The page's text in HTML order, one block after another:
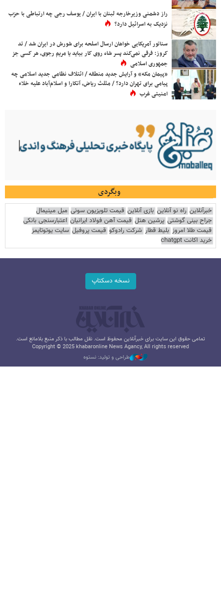
راز دشمنی وزیرخارجه لبنان با ایران / یوسف رجی چه ارتباطی با حزب
نزدیک به اسرائیل دارد؟
سناتور آمریکایی خواهان ارسال اسلحه برای شورش در ایران شد / تد
کروز: فرقی نمی‌کند پسر شاه روی کار بیاید یا مریم رجوی، هر کسی جز
جمهوری اسلامی
«پیمان مکه» و آرایش جدید منطقه / ائتلاف نظامی جدید اسلامی چه
پیامی برای تهران دارد؟ / مثلث ریاض، آنکارا و اسلام‌آباد علیه خلاء
امنیتی غرب
وبگردی
خبرآنلاین راه نو آنلاین بازی آنلاین قیمت تلویزیون سونی مبل مینیمال
جراح بینی گوشتی پرشین هتل قیمت آهن فولاد ایرانیان اعتبارسنجی بانکی
قیمت طلا امروز بلیط قطار شرکت رادوکو قیمت پروفیل سایت یوتوتایمز
خرید اکانت chatgpt
نسخه دسکتاپ
تمامی حقوق این سایت برای خبرآنلاین محفوظ است. نقل مطالب با ذکر منبع بلامانع است.
Copyright © 2025 khabaronline News Agancy, All rights reserved
طراحی و تولید: نستوه